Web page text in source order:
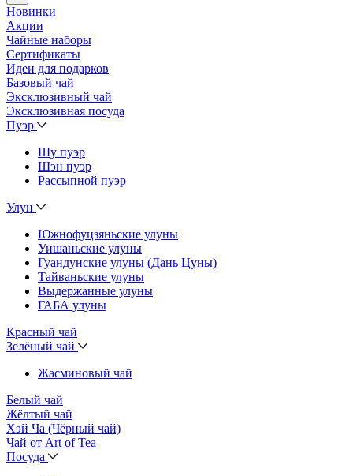
Новинки
Акции
Чайные наборы
Сертификаты
Идеи для подарков
Базовый чай
Эксклюзивный чай
Эксклюзивная посуда
Пуэр
Шу пуэр
Шэн пуэр
Рассыпной пуэр
Улун
Южнофуцзяньские улуны
Уишаньские улуны
Гуандунские улуны (Дань Цуны)
Тайваньские улуны
Выдержанные улуны
ГАБА улуны
Красный чай
Зелёный чай
Жасминовый чай
Белый чай
Жёлтый чай
Хэй Ча (Чёрный чай)
Чай от Art of Tea
Посуда